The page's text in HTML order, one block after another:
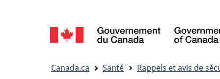
Sélection
de
la
Canada.ca Santé Rappels et avis de